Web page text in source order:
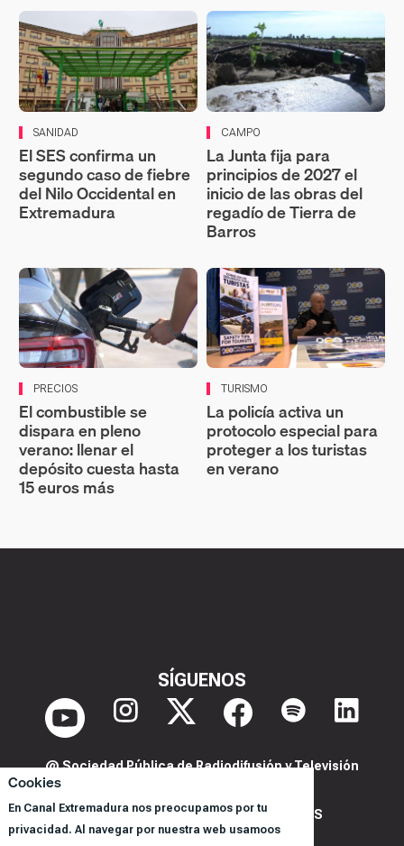
Cookies
En Canal Extremadura nos preocupamos por tu
privacidad. Al navegar por nuestra web usamoos
SANIDAD
El SES confirma un
segundo caso de fiebre
del Nilo Occidental en
Extremadura
CAMPO
La Junta fija para
principios de 2027 el
inicio de las obras del
regadío de Tierra de
Barros
PRECIOS
El combustible se
dispara en pleno
verano: llenar el
depósito cuesta hasta
15 euros más
TURISMO
La policía activa un
protocolo especial para
proteger a los turistas
en verano
SÍGUENOS
@ Sociedad Pública de Radiodifusión y Televisión
POLITICA DE PRIVACIDAD Y COOKIES